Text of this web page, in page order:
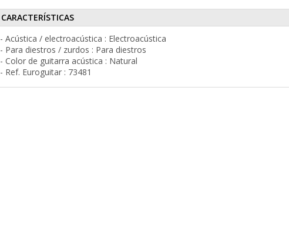
CARACTERÍSTICAS
- Acústica / electroacústica : Electroacústica
- Para diestros / zurdos : Para diestros
- Color de guitarra acústica : Natural
- Ref. Euroguitar : 73481